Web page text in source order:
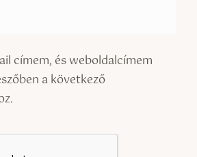
címem, és weboldalcímem
a következő